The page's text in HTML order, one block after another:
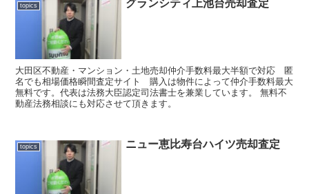
topics グランシティ上池台売却査定
大田区不動産・マンション・土地売却仲介手数料最大半額で対応 匿
名でも相場価格瞬間査定サイト 購入は物件によって仲介手数料最大
無料です。代表は法務大臣認定司法書士を兼業しています。 無料不
動産法務相談にも対応させて頂きます。
topics ニュー恵比寿台ハイツ売却査定